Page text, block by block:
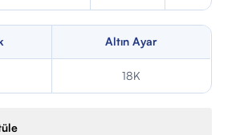
Altın Ayar
18K